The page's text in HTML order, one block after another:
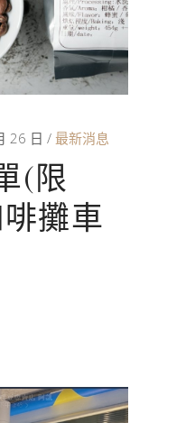
26 日 最新消息
(限
攤車